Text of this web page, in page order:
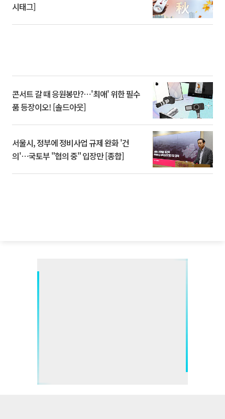
시태그]
콘서트 갈 때 응원봉만?⋯'최애' 위한 필수
품 등장이오! [솔드아웃]
서울시, 정부에 정비사업 규제 완화 '건
의'⋯국토부 "협의 중" 입장만 [종합]